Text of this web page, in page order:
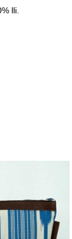
lli.